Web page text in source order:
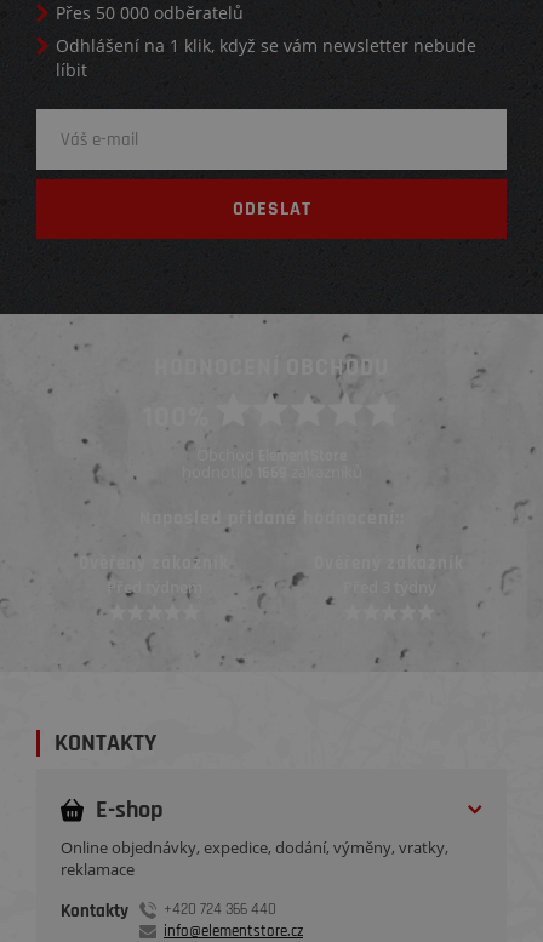
Přes 50 000 odběratelů
Odhlášení na 1 klik, když se vám newsletter nebude
líbit
HODNOCENÍ OBCHODU
Obchod ElementStore
hodnotilo
Naposled přidané hodnocení::
Ověřený zákazník
Před 3 týdny
KONTAKTY
E-shop
Online objednávky, expedice, dodání, výměny, vratky,
reklamace
Kontakty
+420 724 366 440
info@elementstore.cz